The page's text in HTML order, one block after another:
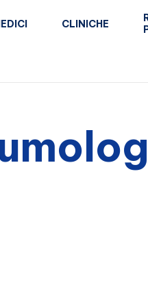
CLINICHE